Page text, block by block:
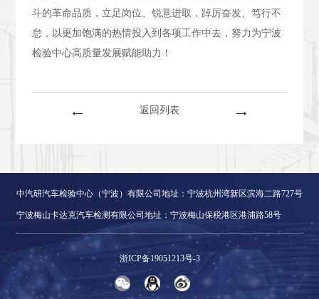
斗的革命品质，立足岗位、锐意进取，踔厉奋发、笃行不
怠，以更加饱满的热情投入到各项工作中去，努力为宁波
检验中心高质量发展赋能助力！
← 返回列表 →
中汽研汽车检验中心（宁波）有限公司地址：宁波杭州湾新区滨海二路727号
宁波梅山卡达克汽车检测有限公司地址：宁波梅山保税港区港浦路58号
浙ICP备19051213号-3